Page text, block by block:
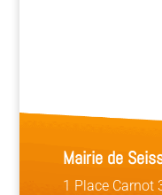
Mairie de
1 Place Carnot